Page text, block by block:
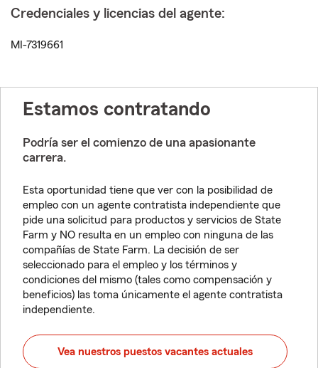
Credenciales y licencias del agente:
MI-7319661
Estamos contratando
Podría ser el comienzo de una apasionante
carrera.
Esta oportunidad tiene que ver con la posibilidad de
empleo con un agente contratista independiente que
pide una solicitud para productos y servicios de State
Farm y NO resulta en un empleo con ninguna de las
compañías de State Farm. La decisión de ser
seleccionado para el empleo y los términos y
condiciones del mismo (tales como compensación y
beneficios) las toma únicamente el agente contratista
independiente.
Vea nuestros puestos vacantes actuales